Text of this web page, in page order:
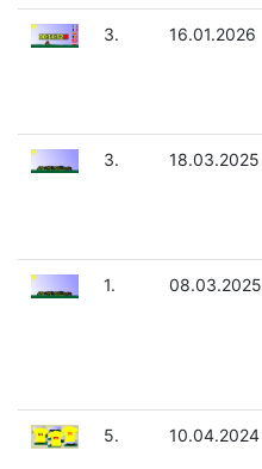
3. 16.01.2026
3. 18.03.2025
1. 08.03.2025
5. 10.04.2024